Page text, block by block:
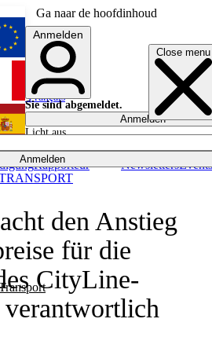
Ga naar de hoofdinhoud
Close menu
Anmelden
Rapporteur NewslettersEvents
English
Français
Anmelden
Sie sind abgemeldet.
Anmelden
Licht aus
den Anstieg
für die
CityLine-